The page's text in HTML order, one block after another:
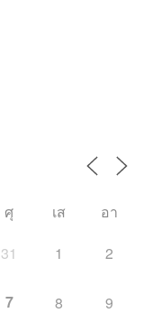
ศุ เส
อา
31 1 2
7 8 9